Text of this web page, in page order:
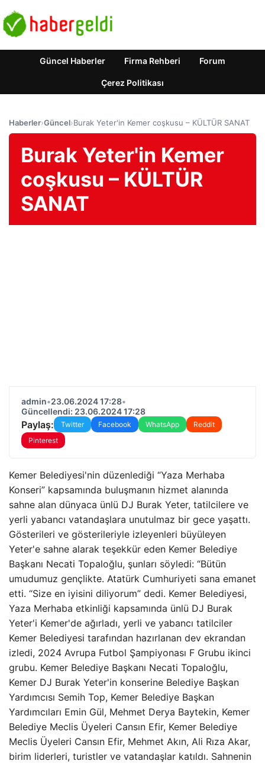
Güncel Haberler Firma Rehberi Forum
Çerez Politikası
Haberler›Güncel›Burak Yeter'in Kemer coşkusu – KÜLTÜR SANAT
Burak Yeter'in Kemer
coşkusu – KÜLTÜR
SANAT
admin•23.06.2024 17:28•
Güncellendi: 23.06.2024 17:28
Paylaş: Twitter Facebook WhatsApp
Reddit
Pinterest
Kemer Belediyesi'nin düzenlediği “Yaza Merhaba
Konseri” kapsamında buluşmanın hizmet alanında
sahne alan dünyaca ünlü DJ Burak Yeter, tatilcilere ve
yerli yabancı vatandaşlara unutulmaz bir gece yaşattı.
Gösterileri ve gösterileriyle izleyenleri büyüleyen
Yeter'e sahne alarak teşekkür eden Kemer Belediye
Başkanı Necati Topaloğlu, şunları söyledi: “Bütün
umudumuz gençlikte. Atatürk Cumhuriyeti sana emanet
etti. “Size en iyisini diliyorum” dedi. Kemer Belediyesi,
Yaza Merhaba etkinliği kapsamında ünlü DJ Burak
Yeter'i Kemer'de ağırladı, yerli ve yabancı tatilciler
Kemer Belediyesi tarafından hazırlanan dev ekrandan
izledi, 2024 Avrupa Futbol Şampiyonası F Grubu ikinci
grubu. Kemer Belediye Başkanı Necati Topaloğlu,
Kemer DJ Burak Yeter'in konserine Belediye Başkan
Yardımcısı Semih Top, Kemer Belediye Başkan
Yardımcıları Emin Gül, Mehmet Derya Baytekin, Kemer
Belediye Meclis Üyeleri Cansın Efir, Kemer Belediye
Meclis Üyeleri Cansın Efir, Mehmet Akın, Ali Rıza Akar,
birim liderleri, turistler ve vatandaşlar katıldı. Sahnenin